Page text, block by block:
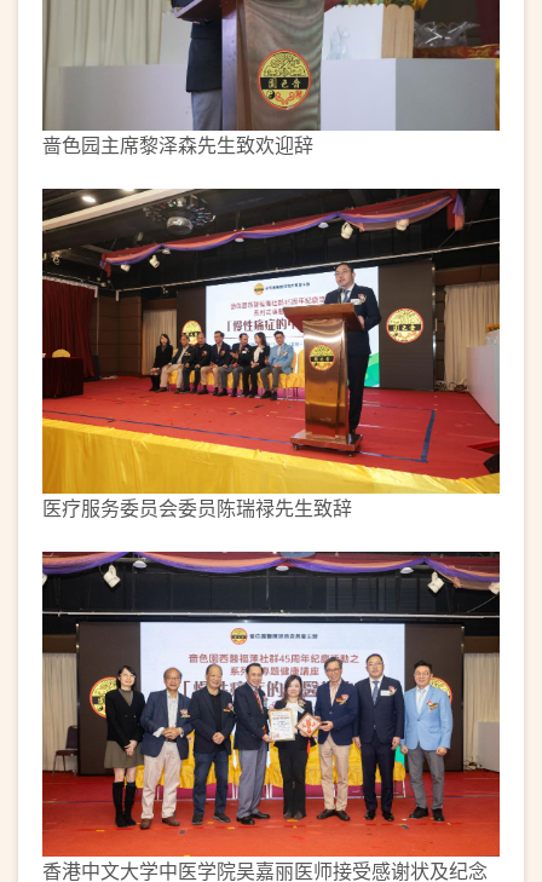
啬色园主席黎泽森先生致欢迎辞
医疗服务委员会委员陈瑞禄先生致辞
香港中文大学中医学院吴嘉丽医师接受感谢状及纪念